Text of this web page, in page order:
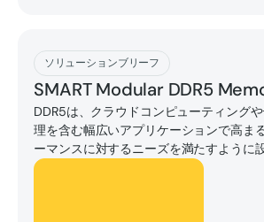
ソリューションブリーフ
SMART Modular DDR5
DDR5は、クラウドコンピューティング
理を含む幅広いアプリケーションで高ま
ーマンスに対するニーズを満たすように
す。
[ダウンロード]
[ダウンロード]